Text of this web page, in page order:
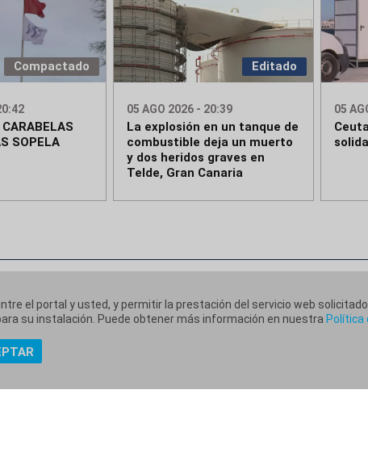
Compactado
SOPELA
Editado
05 AGO 2026 - 20:39
La explosión en un tanque de
combustible deja un muerto
y dos heridos graves en
Telde, Gran Canaria
05
el portal y usted, y permitir la prestación del servicio web
su instalación. Puede obtener más información en nuestra Política